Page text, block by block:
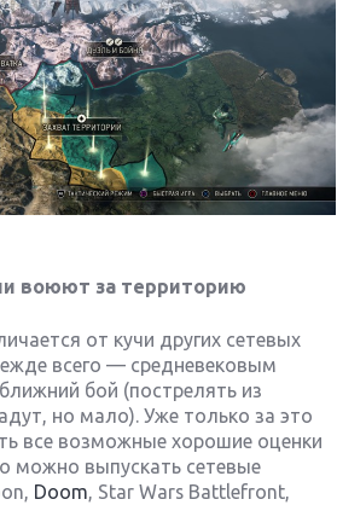
воюют за территорию
от кучи других сетевых
всего — средневековым
бой (пострелять из
но мало). Уже только за это
все возможные хорошие оценки
можно выпускать сетевые
Doom, Star Wars Battlefront,